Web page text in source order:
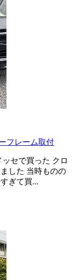
フレーム取付
セで買った クロ
した 当時ものの
ぎて買...